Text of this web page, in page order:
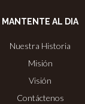
MANTENTE AL DIA
Nuestra Historia
Misión
Visión
Contáctenos